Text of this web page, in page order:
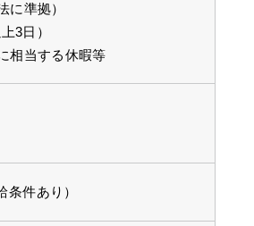
準拠）
3日）
相当する休暇等
件あり）